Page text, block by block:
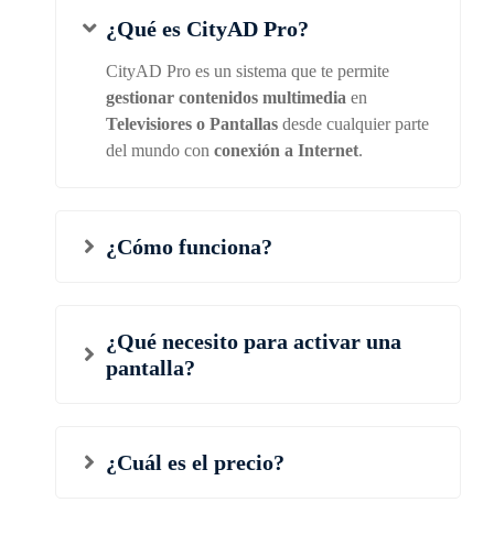
¿Qué es CityAD Pro?
CityAD Pro es un sistema que te permite
gestionar contenidos multimedia en
Televisiores o Pantallas desde cualquier parte
del mundo con conexión a Internet.
¿Cómo funciona?
¿Qué necesito para activar una
pantalla?
¿Cuál es el precio?